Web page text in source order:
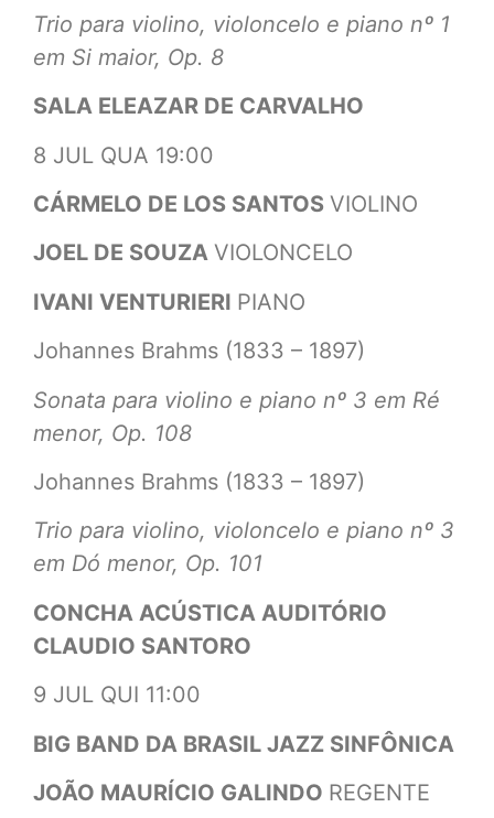
Trio para violino, violoncelo e piano nº 1
em Si maior, Op. 8
SALA ELEAZAR DE CARVALHO
8 JUL QUA 19:00
CÁRMELO DE LOS SANTOS VIOLINO
JOEL DE SOUZA VIOLONCELO
IVANI VENTURIERI PIANO
Johannes Brahms (1833 – 1897)
Sonata para violino e piano nº 3 em Ré
menor, Op. 108
Johannes Brahms (1833 – 1897)
Trio para violino, violoncelo e piano nº 3
em Dó menor, Op. 101
CONCHA ACÚSTICA AUDITÓRIO
CLAUDIO SANTORO
9 JUL QUI 11:00
BIG BAND DA BRASIL JAZZ SINFÔNICA
JOÃO MAURÍCIO GALINDO REGENTE